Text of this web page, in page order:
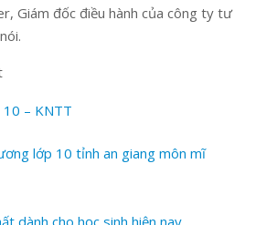
Giám đốc điều hành của công ty tư
10 – KNTT
lớp 10 tỉnh an giang môn mĩ
dành cho học sinh hiện nay